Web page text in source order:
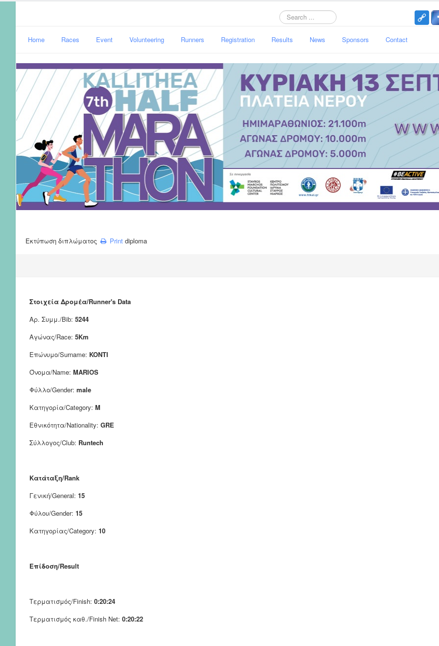
Search
Home Races Event Volunteering Runners Registration Results News Sponsors Contact
Εκτύπωση διπλώματος Print diploma
Στοιχεία Δρομέα/Runner's Data
Αρ. Συμμ./Bib: 5244
Αγώνας/Race: 5Km
Επώνυμο/Surname: KONTI
Όνομα/Name: MARIOS
Φύλλο/Gender: male
Κατηγορία/Category: M
Εθνικότητα/Nationality: GRE
Σύλλογος/Club: Runtech
Κατάταξη/Rank
Γενική/General: 15
Φύλου/Gender: 15
Κατηγορίας/Category: 10
Επίδοση/Result
Τερματισμός/Finish: 0:20:24
Τερματισμός καθ./Finish Net: 0:20:22